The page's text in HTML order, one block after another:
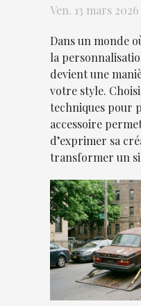
votre
Ven. 13 mars 2026
Dans un monde
la
devient une
votre style.
techniques pour
accessoire
d’exprimer sa
transformer un